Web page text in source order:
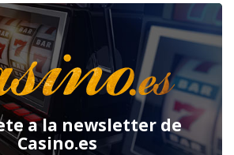
a la newsletter de
Casino.es